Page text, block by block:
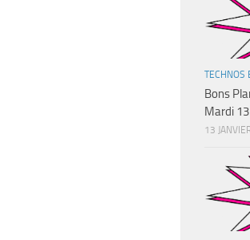
TECHNOS
Bons
Mardi
13